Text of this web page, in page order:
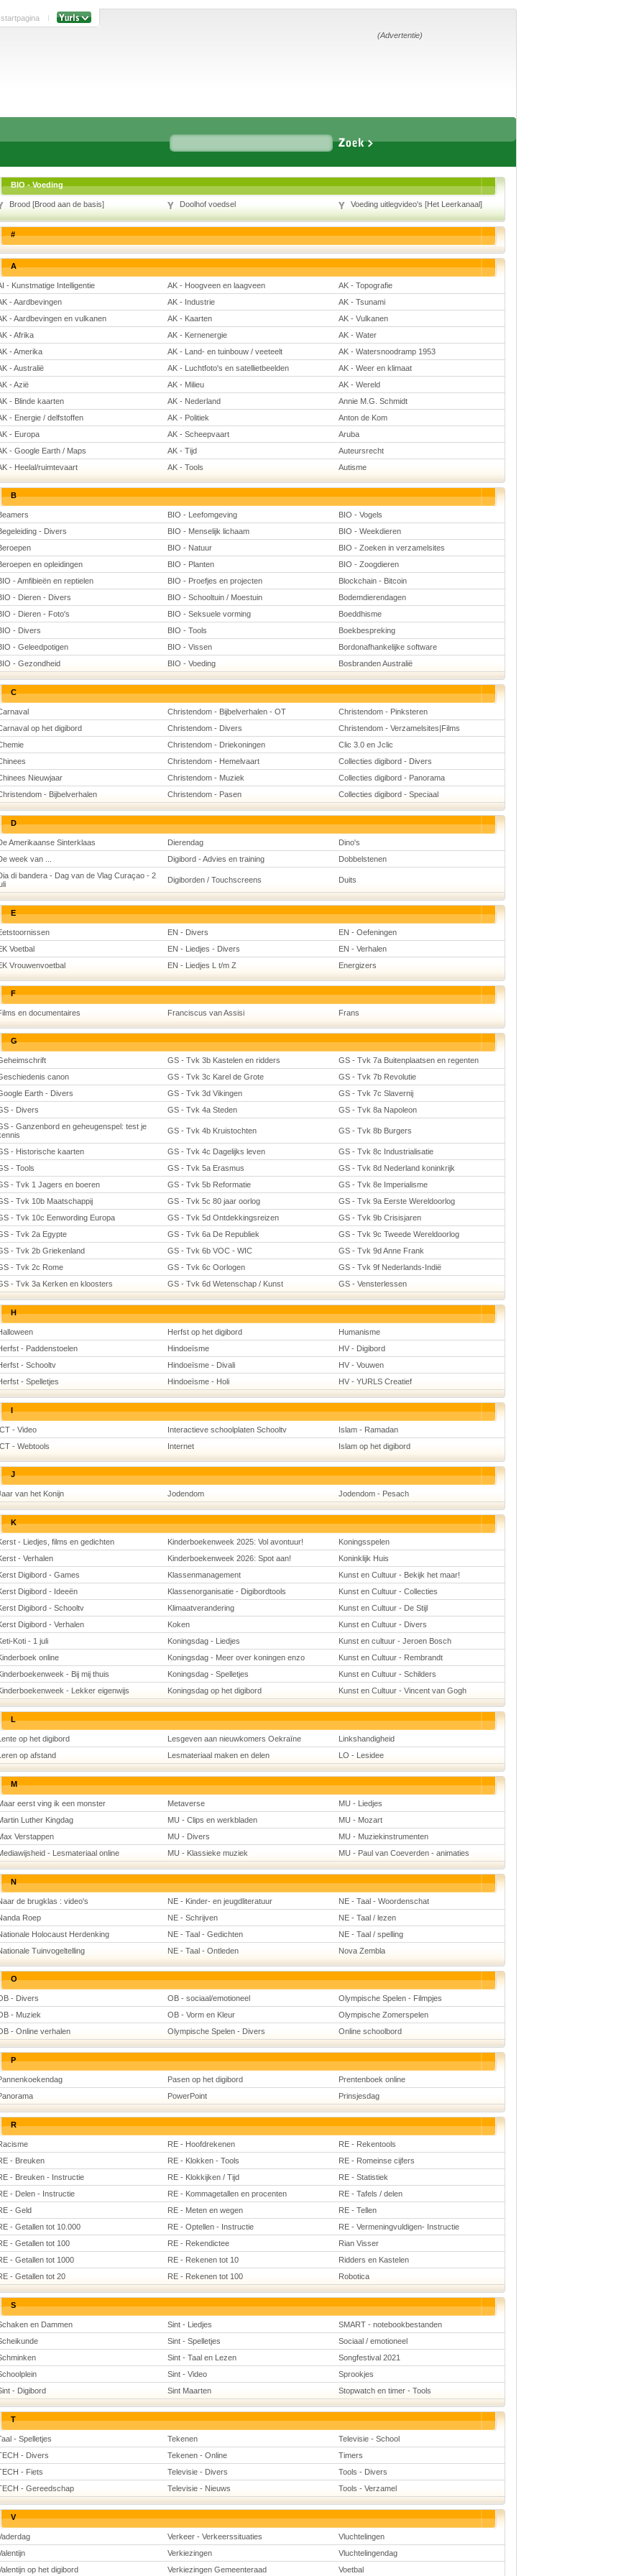
(Advertentie)
BIO - Voeding
Brood [Brood aan de basis] Doolhof voedsel Voeding uitlegvideo's [Het Leerkanaal]
#
A
- Kunstmatige Intelligentie AK - Hoogveen en laagveen
AK - Topografie
- Aardbevingen
AK - Industrie
AK - Tsunami
- Aardbevingen en vulkanen
AK - Kaarten
AK - Vulkanen
- Afrika
AK - Kernenergie
AK - Water
- Amerika
AK - Land- en tuinbouw / veeteelt
AK - Watersnoodramp 1953
- Australië
AK - Luchtfoto's en satellietbeelden
AK - Weer en klimaat
- Azië
AK - Milieu
AK - Wereld
- Blinde kaarten
AK - Nederland
Annie M.G. Schmidt
- Energie / delfstoffen
AK - Politiek
Anton de Kom
- Europa
AK - Scheepvaart
Aruba
- Google Earth / Maps
AK - Tijd
Auteursrecht
- Heelal/ruimtevaart
AK - Tools Autisme
B
BIO - Leefomgeving
BIO - Vogels
- Divers
BIO - Menselijk lichaam
BIO - Weekdieren
BIO - Natuur
BIO - Zoeken in verzamelsites
en opleidingen
BIO - Planten
BIO - Zoogdieren
- Amfibieën en reptielen
BIO - Proefjes en projecten
Blockchain - Bitcoin
- Dieren - Divers
BIO - Schooltuin / Moestuin
Bodemdierendagen
- Dieren - Foto's
BIO - Seksuele vorming
Boeddhisme
- Divers
BIO - Tools
Boekbespreking
- Geleedpotigen
BIO - Vissen
Bordonafhankelijke software
- Gezondheid
BIO - Voeding Bosbranden Australië
C
Christendom - Bijbelverhalen - OT
Christendom - Pinksteren
op het digibord
Christendom - Divers
Christendom - Verzamelsites|Films
Christendom - Driekoningen
Clic 3.0 en Jclic
Christendom - Hemelvaart
Collecties digibord - Divers
Nieuwjaar
Christendom - Muziek
Collecties digibord - Panorama
- Bijbelverhalen
Christendom - Pasen Collecties digibord - Speciaal
D
Amerikaanse Sinterklaas Dierendag
Dino's
week van ...
Digibord - Advies en training
Dobbelstenen
di bandera - Dag van de Vlag Curaçao - 2
Digiborden / Touchscreens Duits
E
EN - Divers
EN - Oefeningen
Voetbal
EN - Liedjes - Divers
EN - Verhalen
Vrouwenvoetbal
EN - Liedjes L t/m Z Energizers
F
en documentaires Franciscus van Assisi Frans
G
GS - Tvk 3b Kastelen en ridders
GS - Tvk 7a Buitenplaatsen en regenten
canon
GS - Tvk 3c Karel de Grote
GS - Tvk 7b Revolutie
Earth - Divers
GS - Tvk 3d Vikingen
GS - Tvk 7c Slavernij
- Divers
GS - Tvk 4a Steden
GS - Tvk 8a Napoleon
- Ganzenbord en geheugenspel: test je
GS - Tvk 4b Kruistochten GS - Tvk 8b Burgers
- Historische kaarten GS - Tvk 4c Dagelijks leven
GS - Tvk 8c Industrialisatie
- Tools
GS - Tvk 5a Erasmus
GS - Tvk 8d Nederland koninkrijk
- Tvk 1 Jagers en boeren
GS - Tvk 5b Reformatie
GS - Tvk 8e Imperialisme
- Tvk 10b Maatschappij
GS - Tvk 5c 80 jaar oorlog
GS - Tvk 9a Eerste Wereldoorlog
- Tvk 10c Eenwording Europa
GS - Tvk 5d Ontdekkingsreizen
GS - Tvk 9b Crisisjaren
- Tvk 2a Egypte
GS - Tvk 6a De Republiek
GS - Tvk 9c Tweede Wereldoorlog
- Tvk 2b Griekenland
GS - Tvk 6b VOC - WIC
GS - Tvk 9d Anne Frank
- Tvk 2c Rome
GS - Tvk 6c Oorlogen
GS - Tvk 9f Nederlands-Indië
- Tvk 3a Kerken en kloosters
GS - Tvk 6d Wetenschap / Kunst GS - Vensterlessen
H
Herfst op het digibord
Humanisme
- Paddenstoelen
Hindoeïsme
HV - Digibord
- Schooltv
Hindoeïsme - Divali
HV - Vouwen
- Spelletjes
Hindoeïsme - Holi HV - YURLS Creatief
I
- Video Interactieve schoolplaten Schooltv
Islam - Ramadan
- Webtools
Internet Islam op het digibord
J
van het Konijn Jodendom Jodendom - Pesach
K
- Liedjes, films en gedichten Kinderboekenweek 2025: Vol avontuur!
Koningsspelen
- Verhalen
Kinderboekenweek 2026: Spot aan!
Koninklijk Huis
Digibord - Games
Klassenmanagement
Kunst en Cultuur - Bekijk het maar!
Digibord - Ideeën
Klassenorganisatie - Digibordtools
Kunst en Cultuur - Collecties
Digibord - Schooltv
Klimaatverandering
Kunst en Cultuur - De Stijl
Digibord - Verhalen
Koken
Kunst en Cultuur - Divers
Koti - 1 juli
Koningsdag - Liedjes
Kunst en cultuur - Jeroen Bosch
online
Koningsdag - Meer over koningen enzo
Kunst en Cultuur - Rembrandt
- Bij mij thuis
Koningsdag - Spelletjes
Kunst en Cultuur - Schilders
- Lekker eigenwijs
Koningsdag op het digibord Kunst en Cultuur - Vincent van Gogh
L
op het digibord Lesgeven aan nieuwkomers Oekraïne
Linkshandigheid
op afstand
Lesmateriaal maken en delen LO - Lesidee
M
eerst ving ik een monster Metaverse
MU - Liedjes
Luther Kingdag
MU - Clips en werkbladen
MU - Mozart
Verstappen
MU - Divers
MU - Muziekinstrumenten
- Lesmateriaal online
MU - Klassieke muziek MU - Paul van Coeverden - animaties
N
de brugklas : video's NE - Kinder- en jeugdliteratuur
NE - Taal - Woordenschat
Roep
NE - Schrijven
NE - Taal / lezen
Holocaust Herdenking
NE - Taal - Gedichten
NE - Taal / spelling
Tuinvogeltelling
NE - Taal - Ontleden Nova Zembla
O
- Divers OB - sociaal/emotioneel
Olympische Spelen - Filmpjes
- Muziek
OB - Vorm en Kleur
Olympische Zomerspelen
- Online verhalen
Olympische Spelen - Divers Online schoolbord
P
Pasen op het digibord
Prentenboek online
PowerPoint Prinsjesdag
R
RE - Hoofdrekenen
RE - Rekentools
- Breuken
RE - Klokken - Tools
RE - Romeinse cijfers
- Breuken - Instructie
RE - Klokkijken / Tijd
RE - Statistiek
- Delen - Instructie
RE - Kommagetallen en procenten
RE - Tafels / delen
- Geld
RE - Meten en wegen
RE - Tellen
- Getallen tot 10.000
RE - Optellen - Instructie
RE - Vermeningvuldigen- Instructie
- Getallen tot 100
RE - Rekendictee
Rian Visser
- Getallen tot 1000
RE - Rekenen tot 10
Ridders en Kastelen
- Getallen tot 20
RE - Rekenen tot 100 Robotica
S
en Dammen Sint - Liedjes
SMART - notebookbestanden
Sint - Spelletjes
Sociaal / emotioneel
Sint - Taal en Lezen
Songfestival 2021
Sint - Video
Sprookjes
- Digibord
Sint Maarten Stopwatch en timer - Tools
T
- Spelletjes Tekenen
Televisie - School
- Divers
Tekenen - Online
Timers
- Fiets
Televisie - Divers
Tools - Divers
- Gereedschap
Televisie - Nieuws Tools - Verzamel
V
Verkeer - Verkeerssituaties
Vluchtelingen
Verkiezingen
Vluchtelingendag
op het digibord
Verkiezingen Gemeenteraad Voetbal